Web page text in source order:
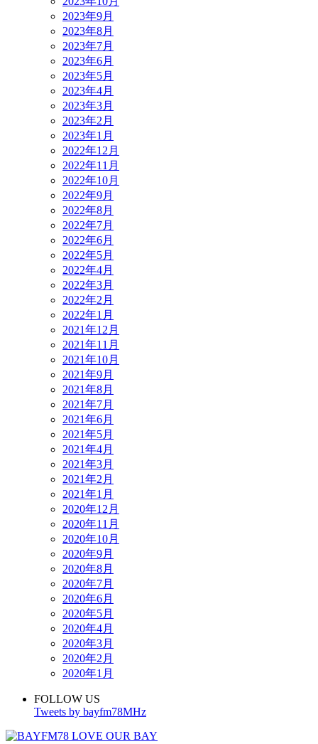
2023年9月
2023年8月
2023年7月
2023年6月
2023年5月
2023年4月
2023年3月
2023年2月
2023年1月
2022年12月
2022年11月
2022年10月
2022年9月
2022年8月
2022年7月
2022年6月
2022年5月
2022年4月
2022年3月
2022年2月
2022年1月
2021年12月
2021年11月
2021年10月
2021年9月
2021年8月
2021年7月
2021年6月
2021年5月
2021年4月
2021年3月
2021年2月
2021年1月
2020年12月
2020年11月
2020年10月
2020年9月
2020年8月
2020年7月
2020年6月
2020年5月
2020年4月
2020年3月
2020年2月
2020年1月
FOLLOW US
Tweets by bayfm78MHz